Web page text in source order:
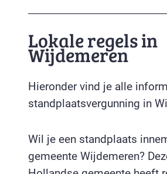
Lokale regels in
Wijdemeren
Hieronder vind je alle
standplaatsvergunning in
Wil je een standplaats
gemeente Wijdemeren?